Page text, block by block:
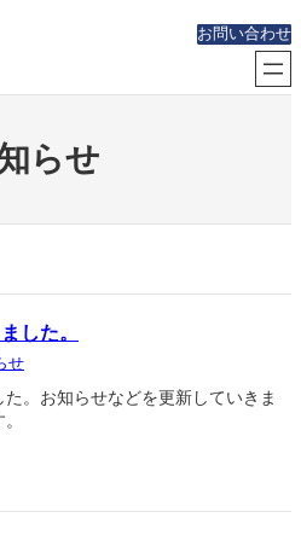
お問い合わせ
らせ
した。
せ
。お知らせなどを更新していきま